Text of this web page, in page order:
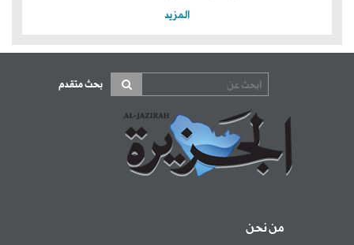
المزيد
بحث متقدم
من نحن